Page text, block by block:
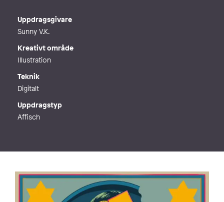
Uppdragsgivare
Sunny V.K.
Kreativt område
Illustration
Teknik
Digitalt
Uppdragstyp
Affisch